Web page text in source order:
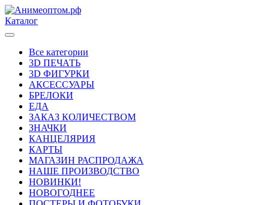
Каталог
Все категории
3D ПЕЧАТЬ
3D ФИГУРКИ
АКСЕССУАРЫ
БРЕЛОКИ
ЕДА
ЗАКАЗ КОЛИЧЕСТВОМ
ЗНАЧКИ
КАНЦЕЛЯРИЯ
КАРТЫ
МАГАЗИН РАСПРОДАЖА
НАШЕ ПРОИЗВОДСТВО
НОВИНКИ!
НОВОГОДНЕЕ